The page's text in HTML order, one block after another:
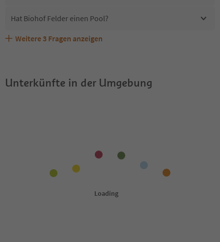
Hat Biohof Felder einen Pool?
Sind Haustiere in der Unterkunft Biohof Felder erlaubt?
Welche Services bietet Biohof Felder?
Erhalten die Gäste von Biohof Felder einen Südtirol
Weitere 3 Fragen anzeigen
Unterkünfte in der Umgebung